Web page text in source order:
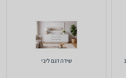
שידה דגם ליבי